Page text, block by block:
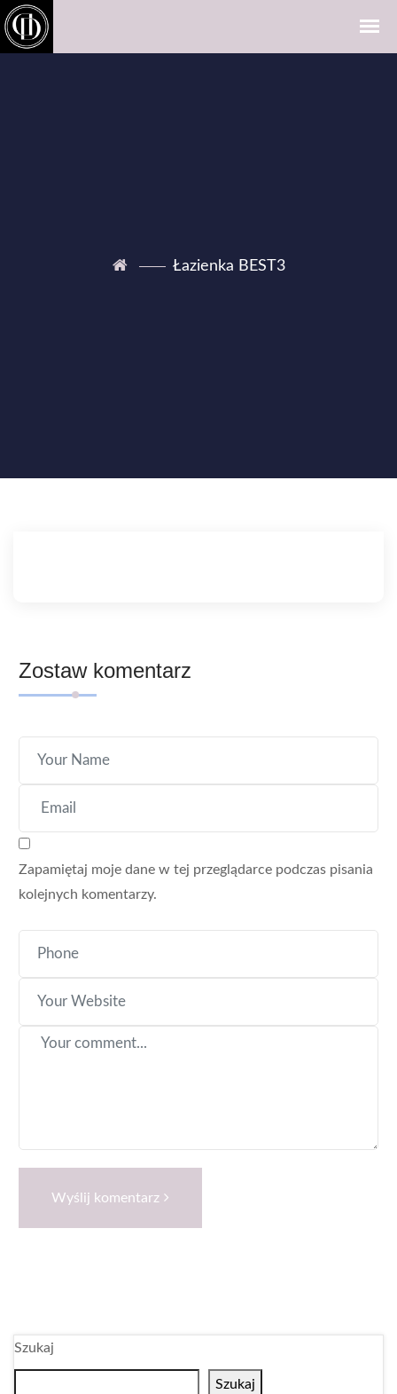
Łazienka BEST3
Zostaw komentarz
Zapamiętaj moje dane w tej przeglądarce podczas pisania
kolejnych komentarzy.
Wyślij komentarz
Szukaj
Szukaj